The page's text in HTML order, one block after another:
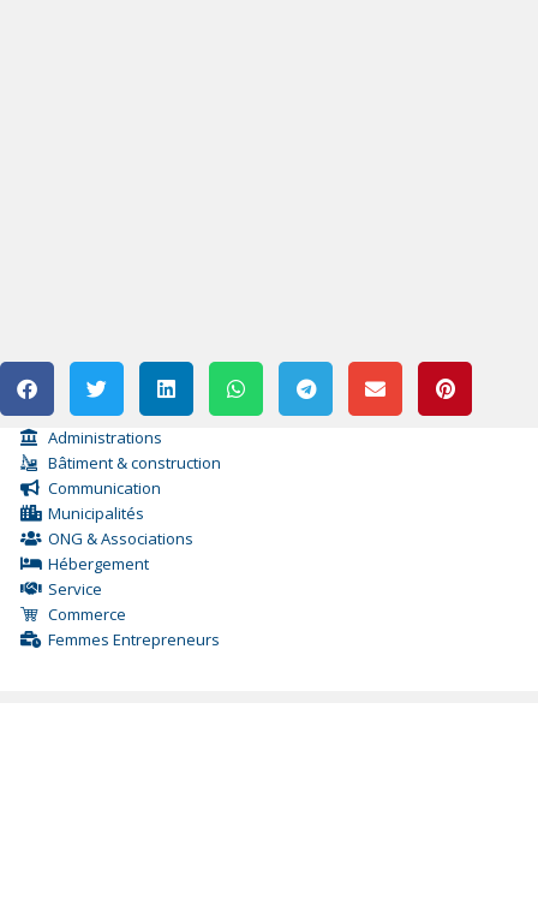
Administrations
Bâtiment & construction
Communication
Municipalités
ONG & Associations
Hébergement
Service
Commerce
Femmes Entrepreneurs